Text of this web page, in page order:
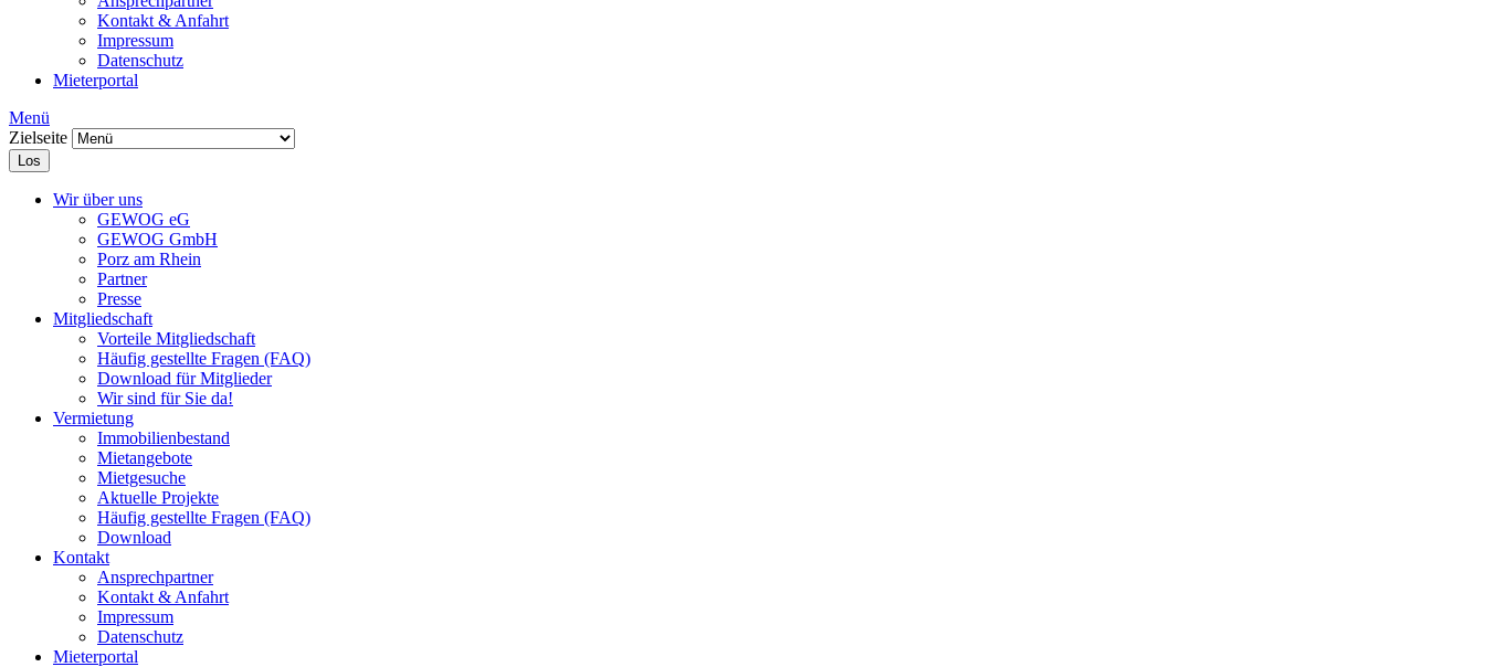
Kontakt & Anfahrt
Impressum
Datenschutz
Mieterportal
Menü
Zielseite
Los
Wir über uns
GEWOG eG
GEWOG GmbH
Porz am Rhein
Partner
Presse
Mitgliedschaft
Vorteile Mitgliedschaft
Häufig gestellte Fragen (FAQ)
Download für Mitglieder
Wir sind für Sie da!
Vermietung
Immobilienbestand
Mietangebote
Mietgesuche
Aktuelle Projekte
Häufig gestellte Fragen (FAQ)
Download
Kontakt
Ansprechpartner
Kontakt & Anfahrt
Impressum
Datenschutz
Mieterportal